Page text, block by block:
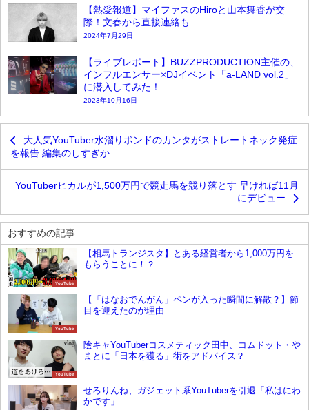
【熱愛報道】マイファスのHiroと山本舞香が交
際！文春から直接連絡も
2024年7月29日
【ライブレポート】BUZZPRODUCTION主催の、
インフルエンサー×DJイベント「a-LAND vol.2」
に潜入してみた！
2023年10月16日
大人気YouTuber水溜りボンドのカンタがストレートネック発症
を報告 編集のしすぎか
YouTuberヒカルが1,500万円で競走馬を競り落とす 早ければ11月
にデビュー
おすすめの記事
YouTube
【相馬トランジスタ】とある経営者から1,000万円を
もらうことに！？
YouTube
【「はなおでんがん」ペンが入った瞬間に解散？】節
目を迎えたのが理由
YouTube
陰キャYouTuberコスメティック田中、コムドット・や
まとに「日本を獲る」術をアドバイス？
せろりんね、ガジェット系YouTuberを引退「私はにわ
かです」